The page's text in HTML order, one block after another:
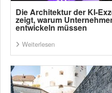
Die Architektur der KI-
zeigt, warum
entwickeln müssen
Weiterlesen